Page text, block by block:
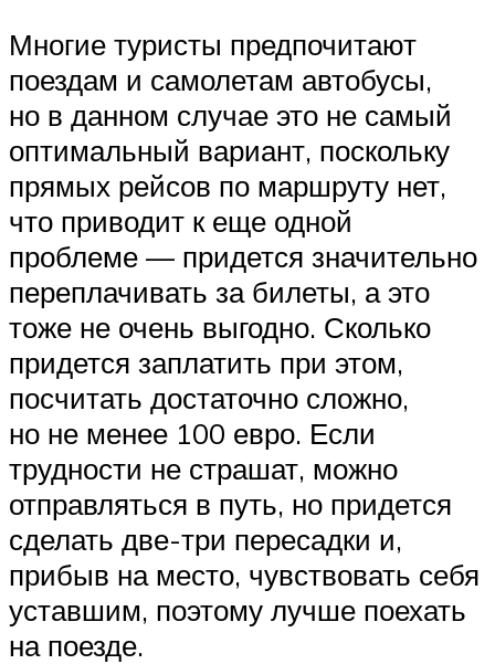
Многие туристы предпочитают
поездам и самолетам автобусы,
но в данном случае это не самый
оптимальный вариант, поскольку
прямых рейсов по маршруту нет,
что приводит к еще одной
проблеме — придется значительно
переплачивать за билеты, а это
тоже не очень выгодно. Сколько
придется заплатить при этом,
посчитать достаточно сложно,
но не менее 100 евро. Если
трудности не страшат, можно
отправляться в путь, но придется
сделать две-три пересадки и,
прибыв на место, чувствовать себя
уставшим, поэтому лучше поехать
на поезде.